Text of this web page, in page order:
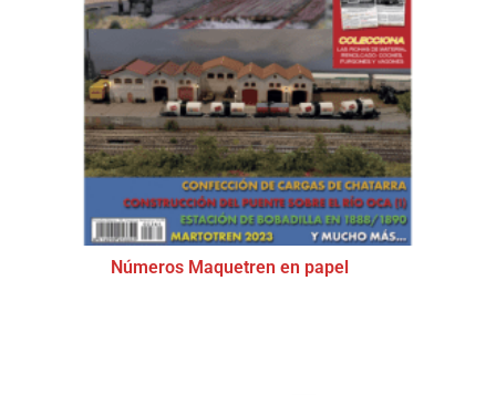
Números Maquetren en papel